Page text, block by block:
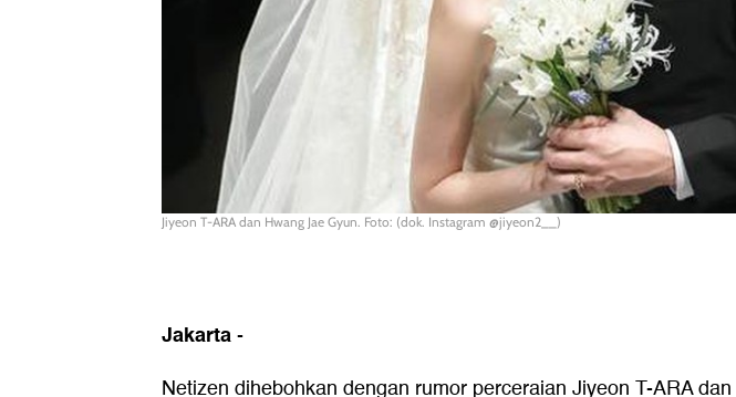
Jiyeon T-ARA dan Hwang Jae Gyun. Foto: (dok. Instagram @jiyeon2__)
Jakarta-
Netizen dihebohkan dengan rumor perceraian Jiyeon T-ARA dan